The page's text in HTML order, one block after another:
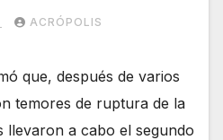
ACRÓPOLIS
que, después de varios
temores de ruptura de la
llevaron a cabo el segundo